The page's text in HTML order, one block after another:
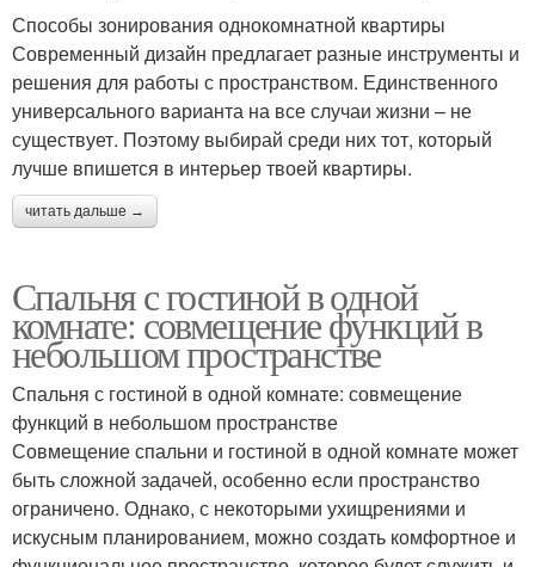
Способы зонирования однокомнатной квартиры
Современный дизайн предлагает разные инструменты и
решения для работы с пространством. Единственного
универсального варианта на все случаи жизни – не
существует. Поэтому выбирай среди них тот, который
лучше впишется в интерьер твоей квартиры.
читать дальше →
Спальня с гостиной в одной
комнате: совмещение функций в
небольшом пространстве
Спальня с гостиной в одной комнате: совмещение
функций в небольшом пространстве
Совмещение спальни и гостиной в одной комнате может
быть сложной задачей, особенно если пространство
ограничено. Однако, с некоторыми ухищрениями и
искусным планированием, можно создать комфортное и